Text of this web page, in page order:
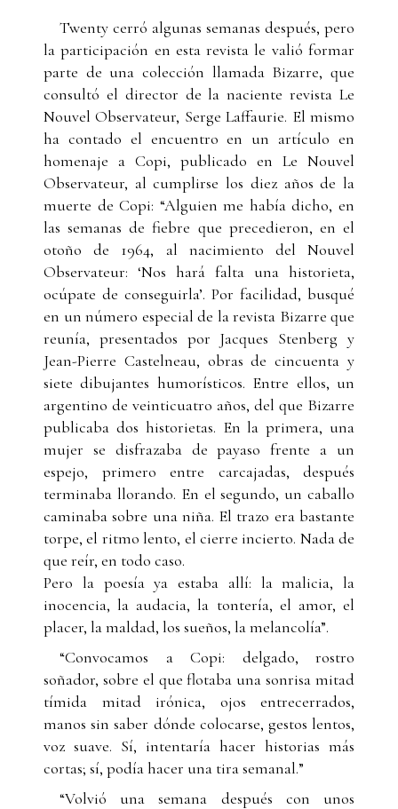
Twenty cerró algunas semanas después, pero
la participación en esta revista le valió formar
parte de una colección llamada Bizarre, que
consultó el director de la naciente revista Le
Nouvel Observateur, Serge Laffaurie. El mismo
ha contado el encuentro en un artículo en
homenaje a Copi, publicado en Le Nouvel
Observateur, al cumplirse los diez años de la
muerte de Copi: “Alguien me había dicho, en
las semanas de fiebre que precedieron, en el
otoño de 1964, al nacimiento del Nouvel
Observateur: ‘Nos hará falta una historieta,
ocúpate de conseguirla’. Por facilidad, busqué
en un número especial de la revista Bizarre que
reunía, presentados por Jacques Stenberg y
Jean-Pierre Castelneau, obras de cincuenta y
siete dibujantes humorísticos. Entre ellos, un
argentino de veinticuatro años, del que Bizarre
publicaba dos historietas. En la primera, una
mujer se disfrazaba de payaso frente a un
espejo, primero entre carcajadas, después
terminaba llorando. En el segundo, un caballo
caminaba sobre una niña. El trazo era bastante
torpe, el ritmo lento, el cierre incierto. Nada de
que reír, en todo caso.
Pero la poesía ya estaba allí: la malicia, la
inocencia, la audacia, la tontería, el amor, el
placer, la maldad, los sueños, la melancolía”.
“Convocamos a Copi: delgado, rostro
soñador, sobre el que flotaba una sonrisa mitad
tímida mitad irónica, ojos entrecerrados,
manos sin saber dónde colocarse, gestos lentos,
voz suave. Sí, intentaría hacer historias más
cortas; sí, podía hacer una tira semanal.”
“Volvió una semana después con unos